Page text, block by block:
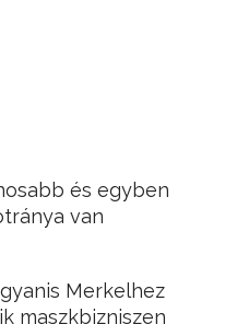
és egyben
van
Merkelhez
maszkbizniszen